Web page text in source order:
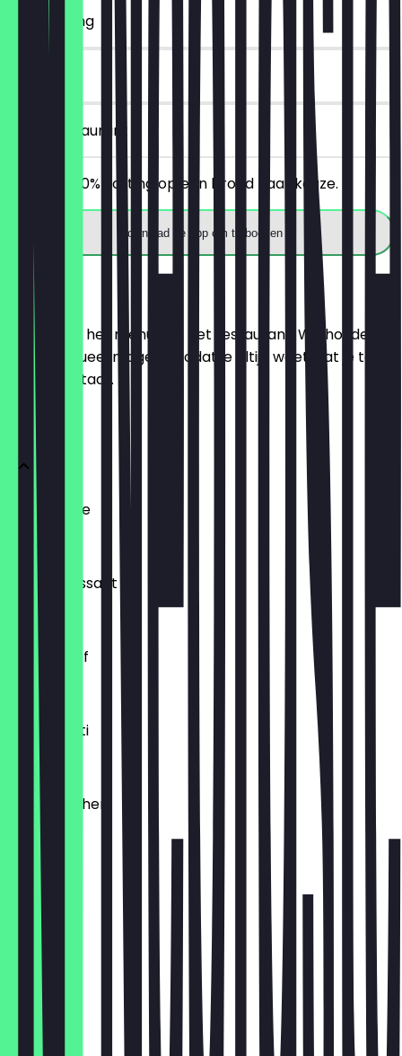
~€ 2 korting
in het restaurant
Ontvang 30% korting op een brood naar keuze.
Download de app om te boeken
Menu
Hier vind je het menu van het restaurant. We houden
het zo actueel mogelijk, zodat je altijd weet wat je te
wachten staat.
BRÖTCHEN
Ofenfrische
€ 0,54
Buttercroissant
€ 1,80
Laugenzopf
€ 1,20
Dinkelkrusti
€ 1,10
Käsebrötchen
€ 1,60